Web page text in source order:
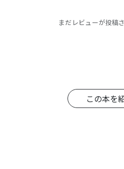
あなた
●海王星
●月星＿
まだレビューが投稿
この本を